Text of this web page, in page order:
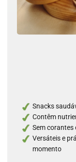
Snacks
Contêm
Sem corantes
Versáteis e
momento